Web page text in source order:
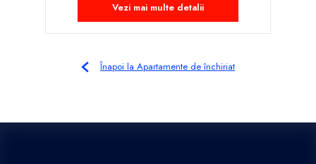
Vezi mai multe detalii
Înapoi la Apartamente de închiriat